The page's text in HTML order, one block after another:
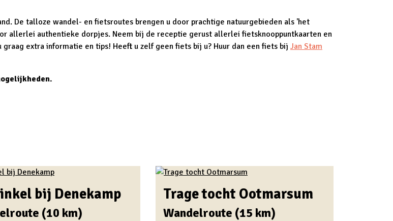
De talloze wandel- en fietsroutes brengen u door prachtige natuurgebieden als 'het
allerlei authentieke dorpjes. Neem bij de receptie gerust allerlei fietsknooppuntkaarten en
extra informatie en tips! Heeft u zelf geen fiets bij u? Huur dan een fiets bij Jan Stam
bij Denekamp
(10 km)
Trage tocht Ootmarsum
Wandelroute (15 km)